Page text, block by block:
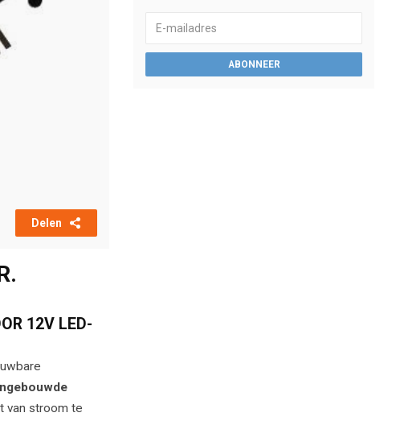
Delen
12V LED-
van stroom te
ABONNEER